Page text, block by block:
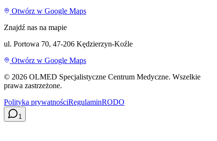
Otwórz w Google Maps
Znajdź nas na mapie
ul. Portowa 70, 47-206 Kędzierzyn-Koźle
Otwórz w Google Maps
© 2026 OLMED Specjalistyczne Centrum Medyczne. Wszelkie
prawa zastrzeżone.
Polityka prywatnościRegulaminRODO
1